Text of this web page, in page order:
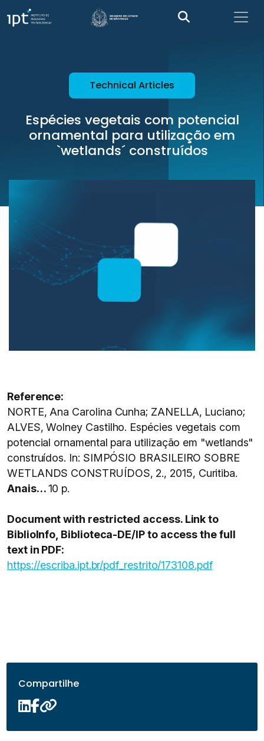
Technical Articles
Espécies vegetais com potencial
ornamental para utilização em
`wetlands´ construídos
Reference:
NORTE, Ana Carolina Cunha; ZANELLA, Luciano;
ALVES, Wolney Castilho. Espécies vegetais com
potencial ornamental para utilização em "wetlands"
construídos. In: SIMPÓSIO BRASILEIRO SOBRE
WETLANDS CONSTRUÍDOS, 2., 2015, Curitiba.
Anais…10 p.
Document with restricted access. Link to
BiblioInfo, Biblioteca-DE/IP to access the full
text in PDF:
https://escriba.ipt.br/pdf_restrito/173108.pdf
Compartilhe